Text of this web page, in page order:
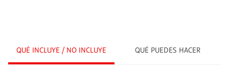
QUÉ INCLUYE / NO INCLUYE QUÉ PUEDES HACER